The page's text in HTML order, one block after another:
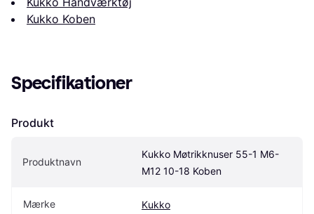
Kukko Koben
Specifikationer
Produkt
Produktnavn
Kukko Møtrikknuser 55-1 M6-
M12 10-18 Koben
Mærke Kukko